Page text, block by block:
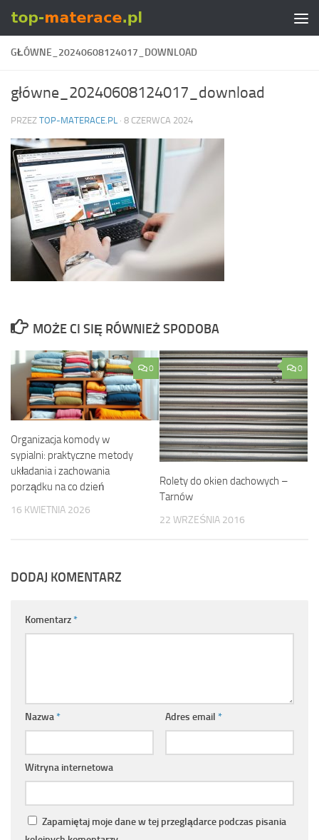
Skip to content
GŁÓWNE_20240608124017_DOWNLOAD
główne_20240608124017_download
PRZEZ TOP-MATERACE.PL · 8 CZERWCA 2024
MOŻE CI SIĘ RÓWNIEŻ SPODOBA
0
Organizacja komody w
sypialni: praktyczne metody
układania i zachowania
porządku na co dzień
16 KWIETNIA 2026
0
Rolety do okien dachowych –
Tarnów
22 WRZEŚNIA 2016
DODAJ KOMENTARZ
Komentarz*
Nazwa* Adres email *
Witryna internetowa
Zapamiętaj moje dane w tej przeglądarce podczas pisania